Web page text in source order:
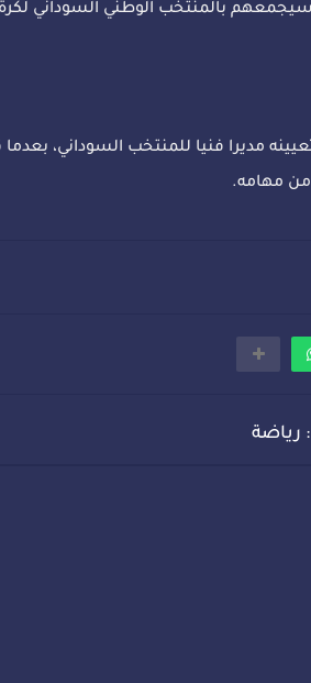
بالمنتخب الوطني السوداني لكرة
مديرا فنيا للمنتخب السوداني،
من مهامه.
رياضة